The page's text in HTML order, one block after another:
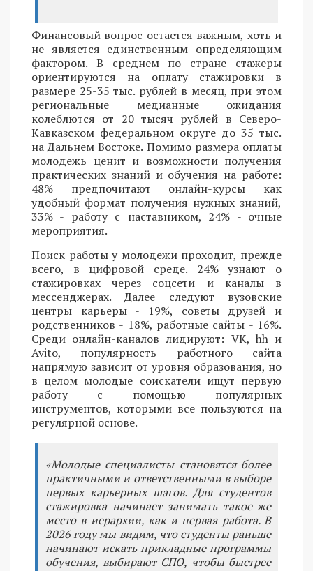
Финансовый вопрос остается важным, хоть и
не является единственным определяющим
фактором. В среднем по стране стажеры
ориентируются на оплату стажировки в
размере 25-35 тыс. рублей в месяц, при этом
региональные медианные ожидания
колеблются от 20 тысяч рублей в Северо-
Кавказском федеральном округе до 35 тыс.
на Дальнем Востоке. Помимо размера оплаты
молодежь ценит и возможности получения
практических знаний и обучения на работе:
48% предпочитают онлайн-курсы как
удобный формат получения нужных знаний,
33% - работу с наставником, 24% - очные
мероприятия.
Поиск работы у молодежи проходит, прежде
всего, в цифровой среде. 24% узнают о
стажировках через соцсети и каналы в
мессенджерах. Далее следуют вузовские
центры карьеры - 19%, советы друзей и
родственников - 18%, работные сайты - 16%.
Среди онлайн-каналов лидируют: VK, hh и
Avito, популярность работного сайта
напрямую зависит от уровня образования, но
в целом молодые соискатели ищут первую
работу с помощью популярных
инструментов, которыми все пользуются на
регулярной основе.
«Молодые специалисты становятся более
практичными и ответственными в выборе
первых карьерных шагов. Для студентов
стажировка начинает занимать такое же
место в иерархии, как и первая работа. В
2026 году мы видим, что студенты раньше
начинают искать прикладные программы
обучения, выбирают СПО, чтобы быстрее